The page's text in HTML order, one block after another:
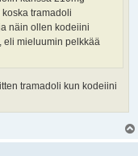
tramadoli
näin ollen kodeiini
eli mieluumin pelkkää
tramadoli kun kodeiini